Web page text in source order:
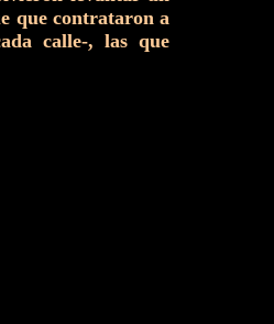
que contrataron a
calle-, las que